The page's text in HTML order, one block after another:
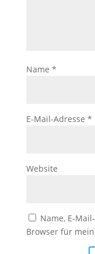
Name *
E-Mail-Adresse *
Website
Name, E-
Browser für